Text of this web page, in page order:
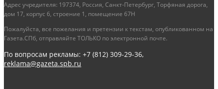
Адрес учредителя: 197374, Россия, Санкт-Петербург, Торфяная дорога,
дом 17, корпус 6, строение 1, помещение 67Н
Пожалуйста, все пожелания и претензии к текстам, опубликованном на
Газета.СПб, отправляйте ТОЛЬКО по электронной почте.
По вопросам рекламы: +7 (812) 309-29-36,
reklama@gazeta.spb.ru